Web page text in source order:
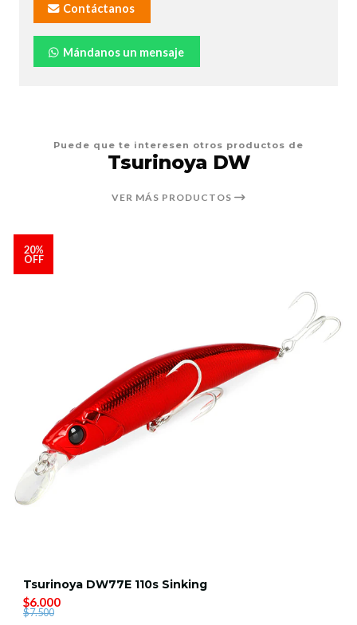
Contáctanos
Mándanos un mensaje
Puede que te interesen otros productos de
Tsurinoya DW
VER MÁS PRODUCTOS
20%
OFF
Tsurinoya DW77E 110s Sinking
$6.000
$7.500